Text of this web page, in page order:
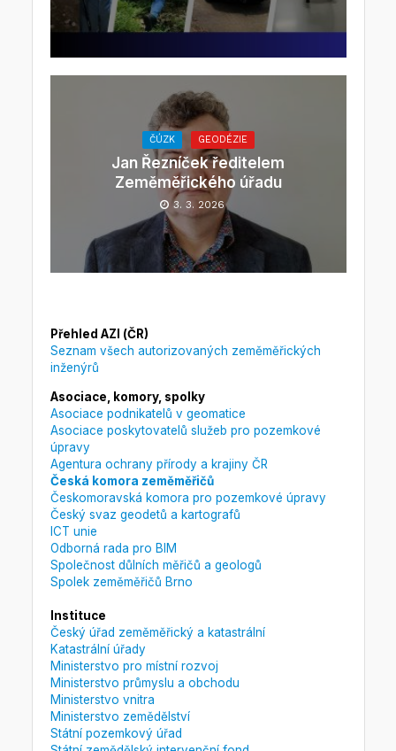
ČÚZK GEODÉZIE
Jan Řezníček ředitelem
Zeměměřického úřadu
3. 3. 2026
Přehled AZI (ČR)
Seznam všech autorizovaných zeměměřických
inženýrů
Asociace, komory, spolky
Asociace podnikatelů v geomatice
Asociace poskytovatelů služeb pro pozemkové
úpravy
Agentura ochrany přírody a krajiny ČR
Česká komora zeměměřičů
Českomoravská komora pro pozemkové úpravy
Český svaz geodetů a kartografů
ICT unie
Odborná rada pro BIM
Společnost důlních měřičů a geologů
Spolek zeměměřičů Brno
Instituce
Český úřad zeměměřický a katastrální
Katastrální úřady
Ministerstvo pro místní rozvoj
Ministerstvo průmyslu a obchodu
Ministerstvo vnitra
Ministerstvo zemědělství
Státní pozemkový úřad